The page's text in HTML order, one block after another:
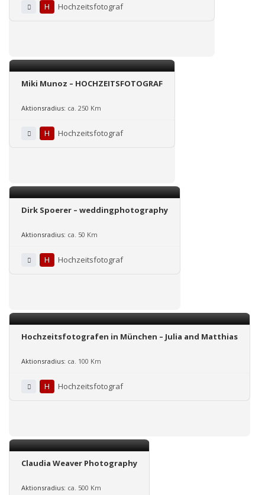
H Hochzeitsfotograf
Miki Munoz – HOCHZEITSFOTOGRAF
Aktionsradius: ca. 250 Km
H Hochzeitsfotograf
Dirk Spoerer – weddingphotography
Aktionsradius: ca. 50 Km
H Hochzeitsfotograf
Hochzeitsfotografen in München – Julia and Matthias
Aktionsradius: ca. 100 Km
H Hochzeitsfotograf
Claudia Weaver Photography
Aktionsradius: ca. 500 Km